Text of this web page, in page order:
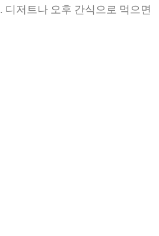
디저트나 오후 간식으로 먹으면